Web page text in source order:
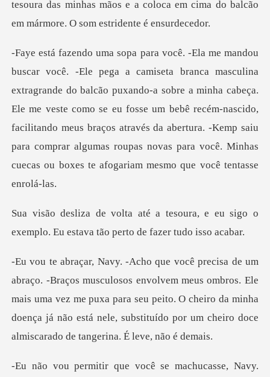
tesoura da
uxando-a sobre a minha cabeça.
Ele me veste como se eu fosse um bebê recém-nascido,
facilitando meus braços através da abertura.
oura, e eu sigo o
exemplo. Eu estava
em meus ombros. Ele
mais uma vez me puxa para seu peito. O cheiro da minha
doença já não
e, Navy.